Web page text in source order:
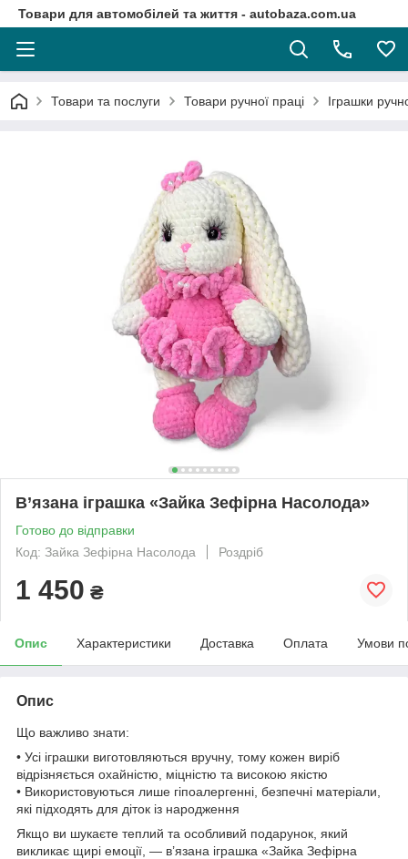
Товари для автомобілей та життя - autobaza.com.ua
Товари та послуги Товари ручної праці Іграшки
В’язана іграшка «Зайка Зефірна Насолода»
Готово до відправки
Код: Зайка Зефірна Насолода
Роздріб
1 450 ₴
Опис Характеристики Доставка Оплата Умови
Опис
Що важливо знати:
• Усі іграшки виготовляються вручну, тому кожен виріб
відрізняється охайністю, міцністю та високою якістю
• Використовуються лише гіпоалергенні, безпечні матеріали,
які підходять для діток із народження
Якщо ви шукаєте теплий та особливий подарунок, який
викликає щирі емоції, — в’язана іграшка «Зайка Зефірна